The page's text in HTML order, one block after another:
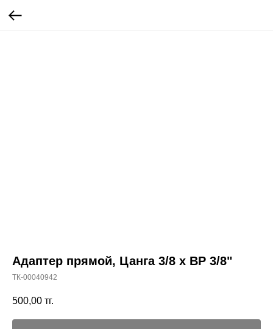
Адаптер прямой, Цанга 3/8 х ВР 3/8"
ТК-00040942
500,00 тг.